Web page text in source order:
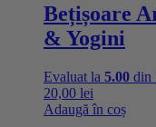
Bețișoare
& Yogini
Evaluat la 5.00 din
20,00 lei
Adaugă în coș